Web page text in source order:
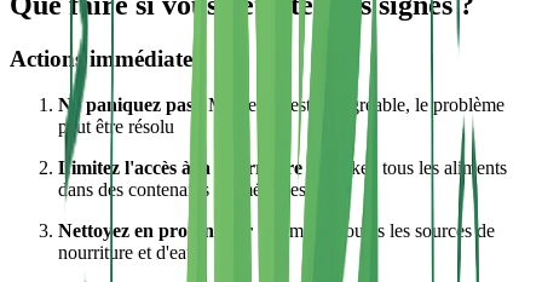
Actions immédiates
Ne paniquez pas
: Même si c'est désagréable, le problème
peut être résolu
Limitez l'accès à la nourriture: Stockez tous les aliments
dans des contenants hermétiques
Nettoyez en profondeur : Éliminez toutes les sources de
nourriture et d'eau